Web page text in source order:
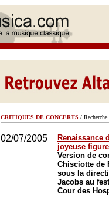
CRITIQUES DE CONCERTS / Recherche
02/07/2005
Renaissance
joyeuse figure
Version de
Chisciotte de
sous la
Jacobs au
Cour des